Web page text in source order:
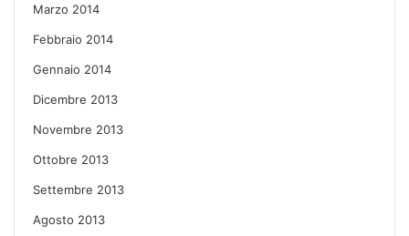
Marzo 2014
Febbraio 2014
Gennaio 2014
Dicembre 2013
Novembre 2013
Ottobre 2013
Settembre 2013
Agosto 2013